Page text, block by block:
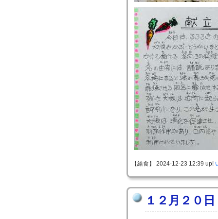
【給食】 2024-12-23 12:39 up!
１２月２０